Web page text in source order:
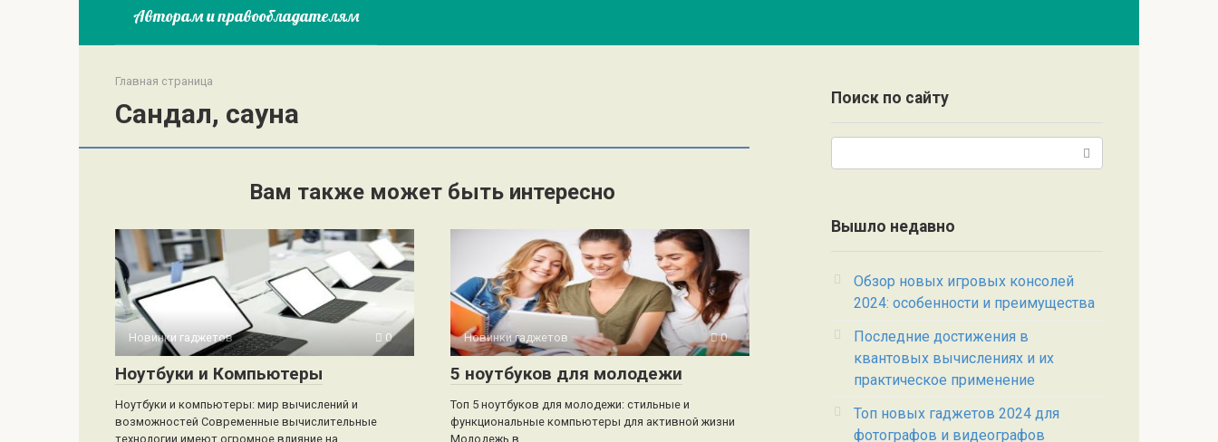
Авторам и правообладателям
Главная страница
Сандал, сауна
Вам также может быть интересно
Новинки гаджетов 0
Ноутбуки и Компьютеры
Ноутбуки и компьютеры: мир вычислений и
возможностей Современные вычислительные
технологии имеют огромное влияние на
Новинки гаджетов 0
5 ноутбуков для молодежи
Топ 5 ноутбуков для молодежи: стильные и
функциональные компьютеры для активной жизни
Молодежь в
Поиск по сайту
Вышло недавно
Обзор новых игровых консолей
2024: особенности и преимущества
Последние достижения в
квантовых вычислениях и их
практическое применение
Топ новых гаджетов 2024 для
фотографов и видеографов